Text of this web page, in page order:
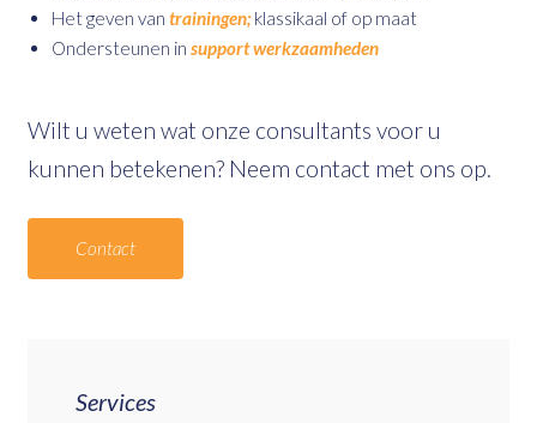
Het geven van trainingen;klassikaal of op maat
Ondersteunen in support werkzaamheden
Wilt u weten wat onze consultants voor u
kunnen betekenen? Neem contact met ons op.
Contact
Services